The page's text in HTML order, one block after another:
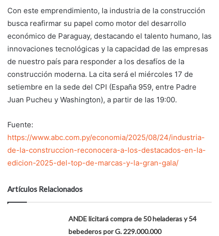
Con este emprendimiento, la industria de la construcción
busca reafirmar su papel como motor del desarrollo
económico de Paraguay, destacando el talento humano, las
innovaciones tecnológicas y la capacidad de las empresas
de nuestro país para responder a los desafíos de la
construcción moderna. La cita será el miércoles 17 de
setiembre en la sede del CPI (España 959, entre Padre
Juan Pucheu y Washington), a partir de las 19:00.
Fuente:
https://www.abc.com.py/economia/2025/08/24/industria-
de-la-construccion-reconocera-a-los-destacados-en-la-
edicion-2025-del-top-de-marcas-y-la-gran-gala/
Artículos Relacionados
ANDE licitará compra de 50 heladeras y 54
bebederos por G. 229.000.000